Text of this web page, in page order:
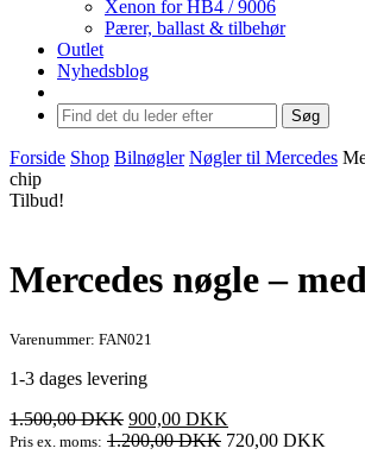
Xenon for HB4 / 9006
Pærer, ballast & tilbehør
Outlet
Nyhedsblog
Søg
Forside Shop Bilnøgler Nøgler til Mercedes
chip
Tilbud!
Mercedes nøgle –
Varenummer: FAN021
1-3 dages levering
1.500,00DKK Den
oprindelige
900,00 DKK
aktuelle
Pris ex. moms: 1.200,00DKK 720,00 DKK